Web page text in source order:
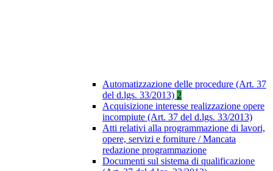
Automatizzazione delle procedure (Art. 37
del d.lgs. 33/2013) 2
Acquisizione interesse realizzazione opere
incompiute (Art. 37 del d.lgs. 33/2013)
Atti relativi alla programmazione di lavori,
opere, servizi e forniture / Mancata
redazione programmazione
Documenti sul sistema di qualificazione